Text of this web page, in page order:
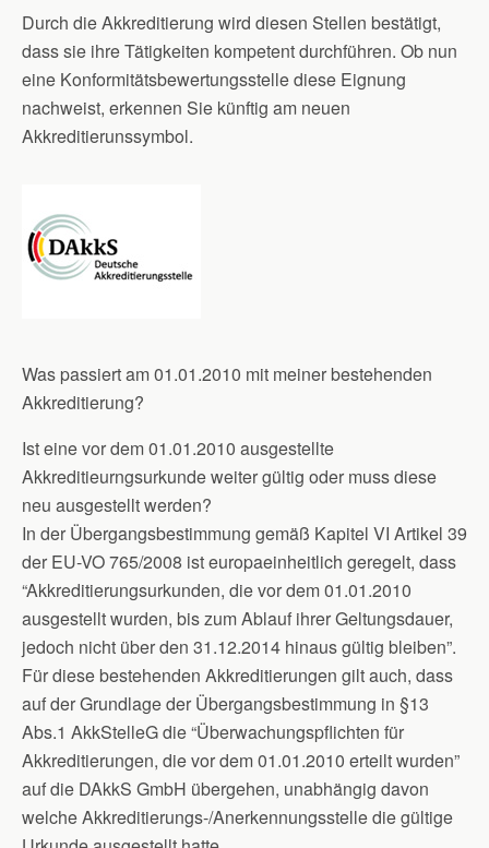
Durch die Akkreditierung wird diesen Stellen bestätigt,
dass sie ihre Tätigkeiten kompetent durchführen. Ob nun
eine Konformitätsbewertungsstelle diese Eignung
nachweist, erkennen Sie künftig am neuen
Akkreditierunssymbol.
Was passiert am 01.01.2010 mit meiner bestehenden
Akkreditierung?
Ist eine vor dem 01.01.2010 ausgestellte
Akkreditieurngsurkunde weiter gültig oder muss diese
neu ausgestellt werden?
In der Übergangsbestimmung gemäß Kapitel VI Artikel 39
der EU-VO 765/2008 ist europaeinheitlich geregelt, dass
“Akkreditierungsurkunden, die vor dem 01.01.2010
ausgestellt wurden, bis zum Ablauf ihrer Geltungsdauer,
jedoch nicht über den 31.12.2014 hinaus gültig bleiben”.
Für diese bestehenden Akkreditierungen gilt auch, dass
auf der Grundlage der Übergangsbestimmung in §13
Abs.1 AkkStelleG die “Überwachungspflichten für
Akkreditierungen, die vor dem 01.01.2010 erteilt wurden”
auf die DAkkS GmbH übergehen, unabhängig davon
welche Akkreditierungs-/Anerkennungsstelle die gültige